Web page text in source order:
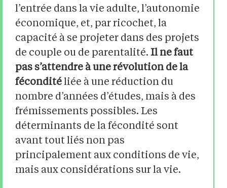
l’entrée dans la vie adulte, l’autonomie
économique, et, par ricochet, la
capacité à se projeter dans des projets
de couple ou de parentalité. Il ne faut
pas s’attendre à une révolution de la
fécondité liée à une réduction du
nombre d’années d’études, mais à des
frémissements possibles. Les
déterminants de la fécondité sont
avant tout liés non pas
principalement aux conditions de vie,
mais aux considérations sur la vie.